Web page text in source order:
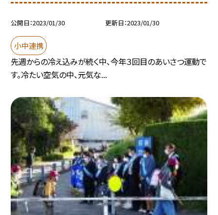
公開日 2023/01/30 更新日 2023/01/30
小中連携
先週からの冷え込みが続く中、今年３回目のあいさつ運動で
す。冷たい空気の中、元気な...